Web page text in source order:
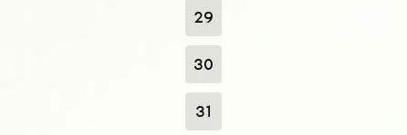
29
30
31